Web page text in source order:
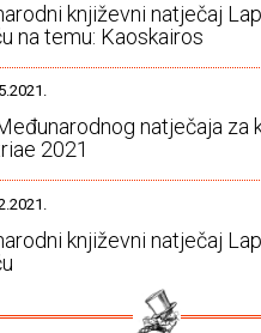
književni natječaj
na temu: Kaoskairos
natječaja za
2021
književni natječaj